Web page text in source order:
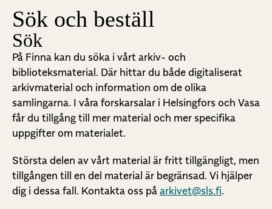
Sök och beställ
Sök
På Finna kan du söka i vårt arkiv- och
biblioteksmaterial. Där hittar du både digitaliserat
arkivmaterial och information om de olika
samlingarna. I våra forskarsalar i Helsingfors och Vasa
får du tillgång till mer material och mer specifika
uppgifter om materialet.
Största delen av vårt material är fritt tillgängligt, men
tillgången till en del material är begränsad. Vi hjälper
dig i dessa fall. Kontakta oss på arkivet@sls.fi.